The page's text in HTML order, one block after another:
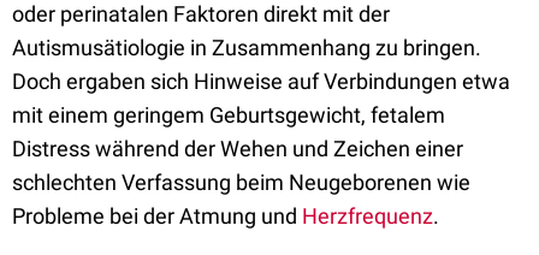
oder perinatalen Faktoren direkt mit der
Autismusätiologie in Zusammenhang zu bringen.
Doch ergaben sich Hinweise auf Verbindungen etwa
mit einem geringem Geburtsgewicht, fetalem
Distress während der Wehen und Zeichen einer
schlechten Verfassung beim Neugeborenen wie
Probleme bei der Atmung und Herzfrequenz.